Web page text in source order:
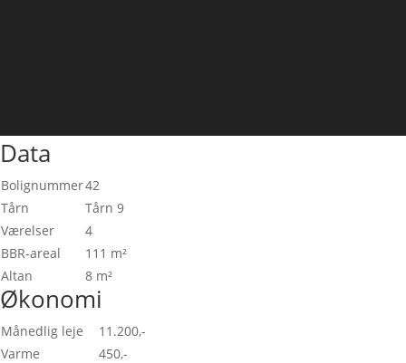
Data
Bolignummer42
Tårn
Tårn 9
Værelser
4
BBR-areal
111 m²
Altan
8 m²
Økonomi
Månedlig leje
11.200,-
Varme
450,-